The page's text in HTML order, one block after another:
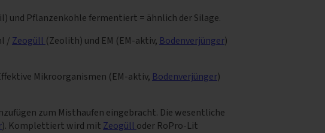
und Pflanzenkohle fermentiert = ähnlich der Silage.
/ Zeogüll (Zeolith) und EM (EM-aktiv, Bodenverjünger)
Mikroorganismen (EM-aktiv, Bodenverjünger)
zum Misthaufen eingebracht. Die wesentliche
). Komplettiert wird mit Zeogüll oder RoPro-Lit